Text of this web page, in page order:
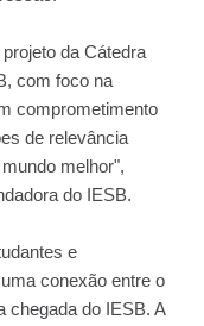
da Cátedra
com foco na
comprometimento
de relevância
melhor",
do IESB.
e
conexão entre o
chegada do IESB. A